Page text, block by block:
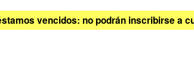
vencidos: no podrán inscribirse a